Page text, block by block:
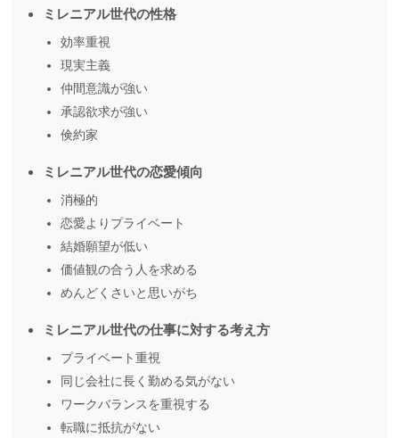
ミレニアル世代の性格
効率重視
現実主義
仲間意識が強い
承認欲求が強い
倹約家
ミレニアル世代の恋愛傾向
消極的
恋愛よりプライベート
結婚願望が低い
価値観の合う人を求める
めんどくさいと思いがち
ミレニアル世代の仕事に対する考え方
プライベート重視
同じ会社に長く勤める気がない
ワークバランスを重視する
転職に抵抗がない